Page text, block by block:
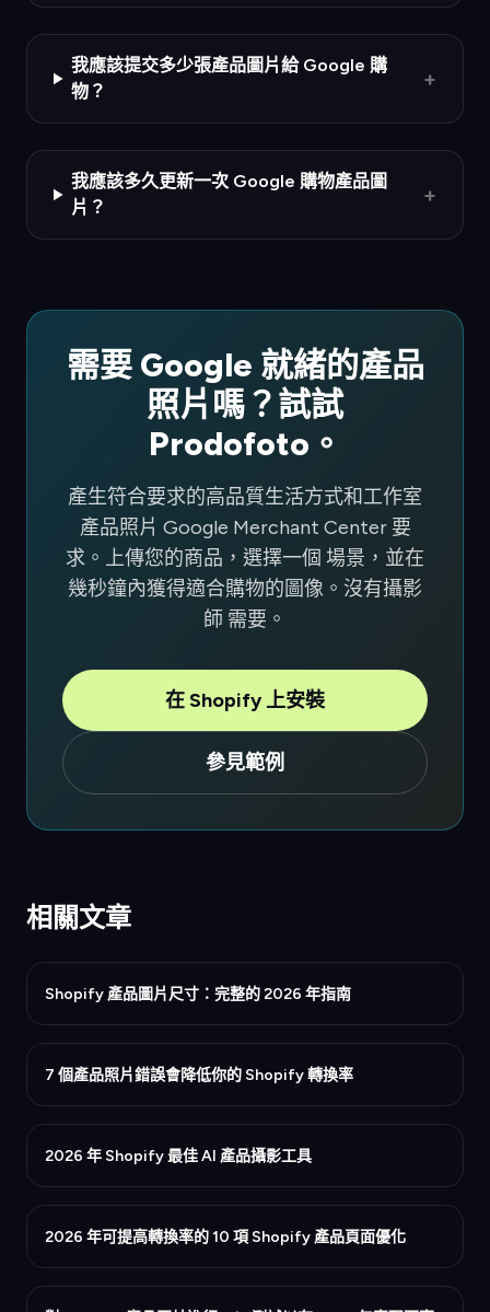
我應該提交多少張產品圖片給 Google 購
物？
+
我應該多久更新一次 Google 購物產品圖
片？
+
需要 Google 就緒的產品
照片嗎？試試
Prodofoto。
產生符合要求的高品質生活方式和工作室
產品照片 Google Merchant Center 要
求。上傳您的商品，選擇一個 場景，並在
幾秒鐘內獲得適合購物的圖像。沒有攝影
師 需要。
在 Shopify 上安裝
參見範例
相關文章
Shopify 產品圖片尺寸：完整的 2026 年指南
7 個產品照片錯誤會降低你的 Shopify 轉換率
2026 年 Shopify 最佳 AI 產品攝影工具
2026 年可提高轉換率的 10 項 Shopify 產品頁面優化